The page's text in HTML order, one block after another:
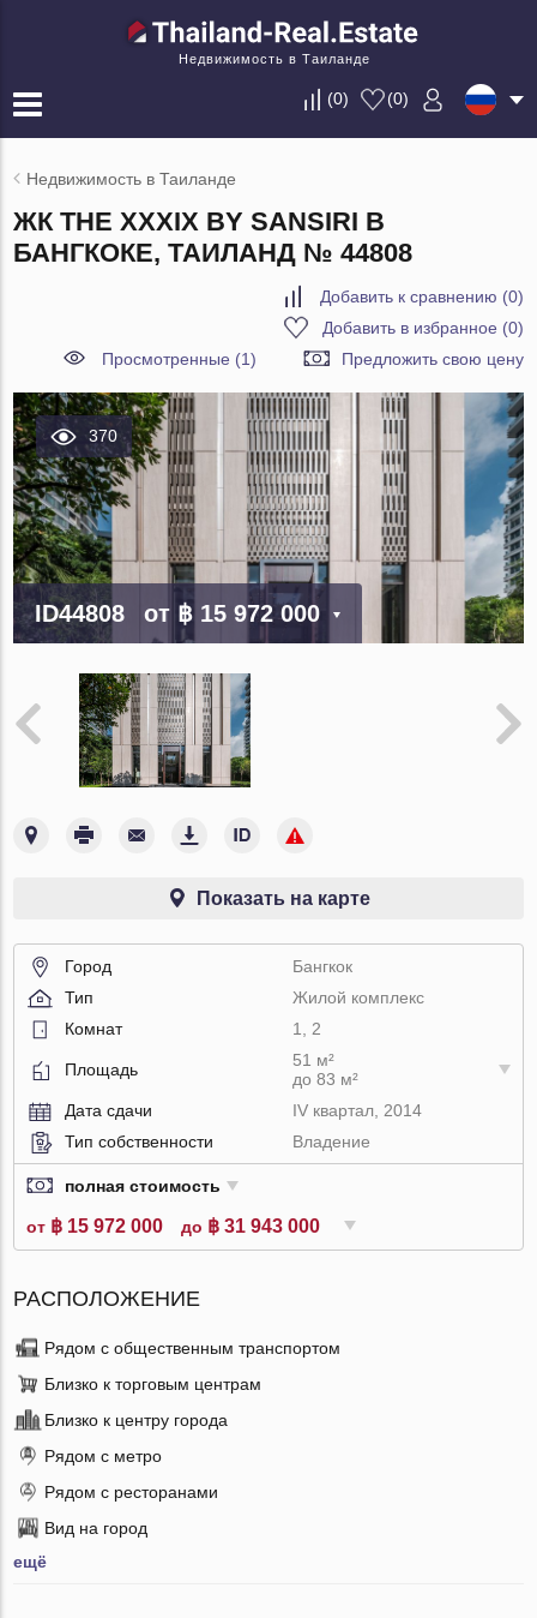
Недвижимость в Таиланде
(0) (0)
Недвижимость в Таиланде
ЖК THE XXXIX BY SANSIRI В
БАНГКОКЕ, ТАИЛАНД № 44808
Добавить к сравнению (0)
Добавить в избранное (0)
Просмотренные (1)
Предложить свою цену
370
ID44808 от ฿ 15 972 000
Показать на карте
Город
Бангкок
Тип
Жилой комплекс
Комнат
1, 2
Площадь
51 м²
до 83 м²
Дата сдачи
IV квартал, 2014
Тип собственности
Владение
полная стоимость
от ฿ 15 972 000 до ฿ 31 943 000
РАСПОЛОЖЕНИЕ
Рядом с общественным транспортом
Близко к торговым центрам
Близко к центру города
Рядом с метро
Рядом с ресторанами
Вид на город
ещё